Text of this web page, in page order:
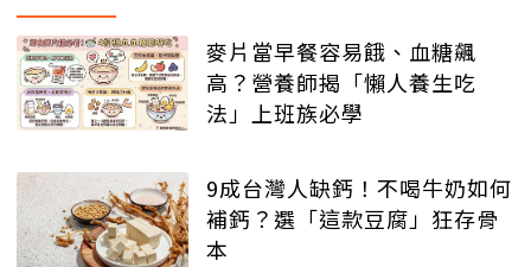
麥片當早餐容易餓、血糖飆
高？營養師揭「懶人養生吃
法」上班族必學
9成台灣人缺鈣！不喝牛奶如何
補鈣？選「這款豆腐」狂存骨
本